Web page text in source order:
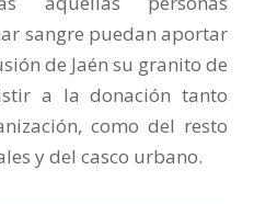
sangre puedan aportar
de Jaén su granito de
a la donación tanto
como del resto
y del casco urbano.